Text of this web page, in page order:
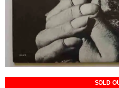
SOLD